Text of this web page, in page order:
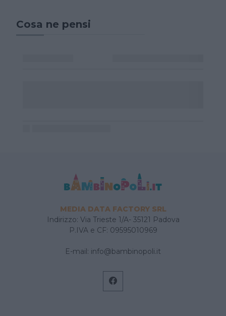
Cosa ne pensi
MEDIA DATA FACTORY SRL
Indirizzo: Via Trieste 1/A- 35121 Padova
P.IVA e CF: 09595010969
E-mail: info@bambinopoli.it